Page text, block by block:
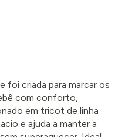
foi criada para marcar os
com conforto,
em tricot de linha
e ajuda a manter a